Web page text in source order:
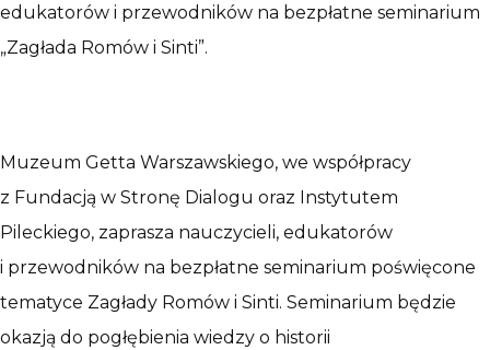
edukatorów i przewodników na bezpłatne seminarium
„Zagłada Romów i Sinti”.
Muzeum Getta Warszawskiego, we współpracy
z Fundacją w Stronę Dialogu oraz Instytutem
Pileckiego, zaprasza nauczycieli, edukatorów
i przewodników na bezpłatne seminarium poświęcone
tematyce Zagłady Romów i Sinti. Seminarium będzie
okazją do pogłębienia wiedzy o historii